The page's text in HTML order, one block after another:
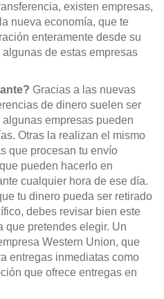
existen empresas,
nueva economía, que te
enteramente desde su
de estas empresas
Gracias a las nuevas
de dinero suelen ser
empresas pueden
Otras la realizan el mismo
que procesan tu envío
pueden hacerlo en
cualquier hora de ese día.
tu dinero pueda ser retirado
debes revisar bien este
que pretendes elegir. Un
Western Union, que
entregas inmediatas como
que ofrece entregas en